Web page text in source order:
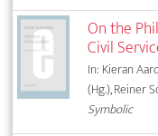
On the
Civil
In: Kieran
(Hg.), Reiner
Symbolic